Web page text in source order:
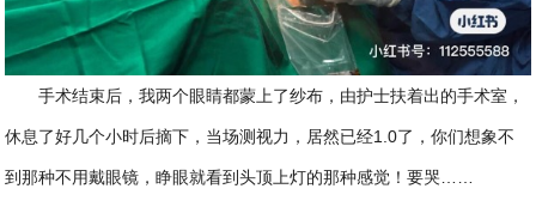
手术结束后，我两个眼睛都蒙上了纱布，由护士扶着出的手术室，
休息了好几个小时后摘下，当场测视力，居然已经1.0了，你们想象不
到那种不用戴眼镜，睁眼就看到头顶上灯的那种感觉！要哭……